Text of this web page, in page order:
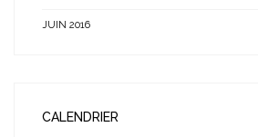
JUIN 2016
CALENDRIER